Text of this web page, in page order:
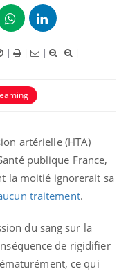
| | |
|
artérielle (HTA)
publique France,
la moitié ignorerait sa
traitement.
du sang sur la
de rigidifier
ce qui